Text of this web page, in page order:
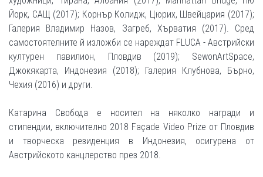
Йорк, САЩ (2017); Корнър Колидж, Цюрих, Швейцария (2017);
Галерия Владимир Назов, Загреб, Хърватия (2017). Сред
самостоятелните й изложби се нареждат FLUCA - Австрийски
културен павилион, Пловдив (2019); SewonArtSpace,
Джокякарта, Индонезия (2018); Галерия Клубнова, Бърно,
Чехия (2016) и други.
Катарина Свобода е носител на няколко награди и
стипендии, включително 2018 Façade Video Prize от Пловдив
и творческа резиденция в Индонезия, осигурена от
Австрийското канцлерство през 2018.